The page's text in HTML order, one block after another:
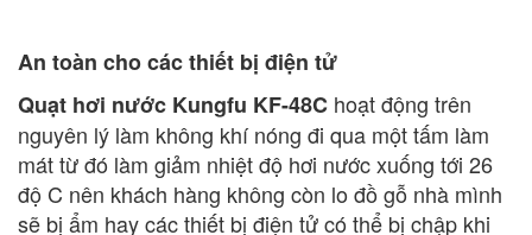
An toàn cho các thiết bị điện tử
Quạt hơi nước Kungfu KF-48C hoạt động trên
nguyên lý làm không khí nóng đi qua một tấm làm
mát từ đó làm giảm nhiệt độ hơi nước xuống tới 26
độ C nên khách hàng không còn lo đồ gỗ nhà mình
sẽ bị ẩm hay các thiết bị điện tử có thể bị chập khi